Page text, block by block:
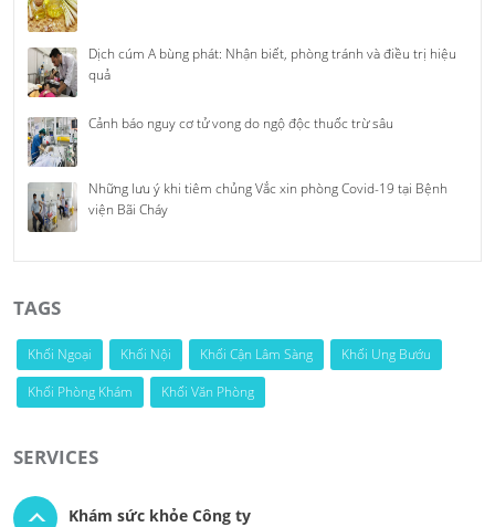
Dịch cúm A bùng phát: Nhận biết, phòng tránh và điều trị hiệu
quả
Cảnh báo nguy cơ tử vong do ngộ độc thuốc trừ sâu
Những lưu ý khi tiêm chủng Vắc xin phòng Covid-19 tại Bệnh
viện Bãi Cháy
TAGS
Khối Ngoại Khối Nội Khối Cận Lâm Sàng
Khối Ung Bướu
Khối Phòng Khám
Khối Văn Phòng
SERVICES
Khám sức khỏe Công ty